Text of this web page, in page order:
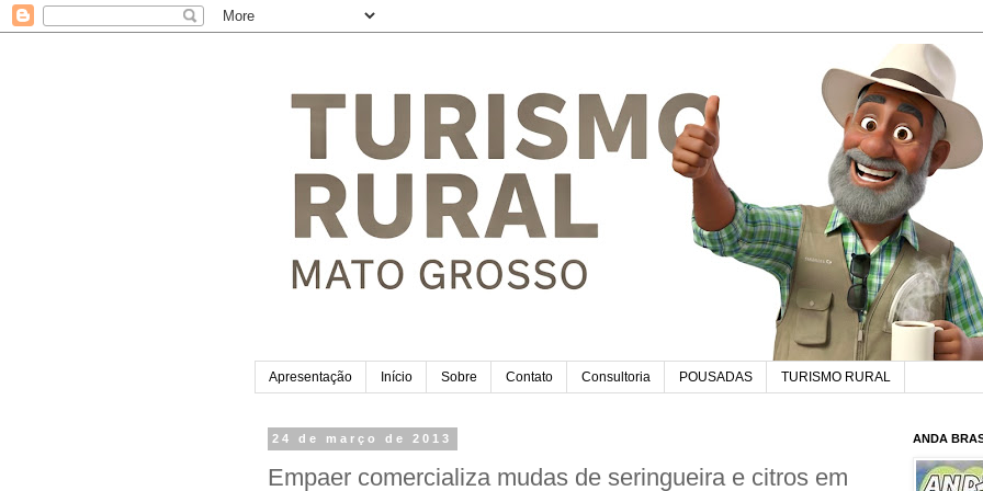
Apresentação Início Sobre Contato Consultoria POUSADAS TURISMO RURAL
24 de março de 2013
Empaer comercializa mudas de seringueira e citros em
ANDA